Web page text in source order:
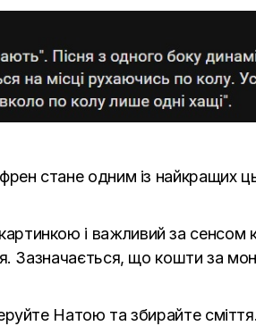
стане одним із найкращих
і важливий за сенсом
Зазначається, що кошти за
Натою та збирайте сміття.